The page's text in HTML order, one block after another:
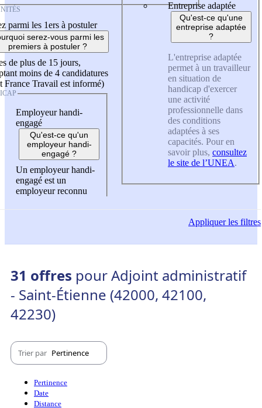
parmi les 1ers à postuler
serez-vous parmi les
premiers à postuler ?
de plus de 15 jours,
moins de 4 candidatures
France Travail est informé)
Employeur handi-
engagé
Qu'est-ce qu'un
employeur handi-
engagé ?
Un employeur handi-
engagé est un
employeur reconnu
Entreprise adaptée
Qu'est-ce qu'une
entreprise adaptée
?
L'entreprise adaptée
permet à un travailleur
en situation de
handicap d'exercer
une activité
professionnelle dans
des conditions
adaptées à ses
capacités. Pour en
savoir plus, consultez
le site de l’UNEA.
Appliquerles filtres
31 offres pour Adjoint administratif
- Saint-Étienne (42000, 42100,
42230)
Trier par Pertinence
Pertinence
Date
Distance